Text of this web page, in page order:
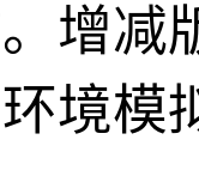
增减
境模